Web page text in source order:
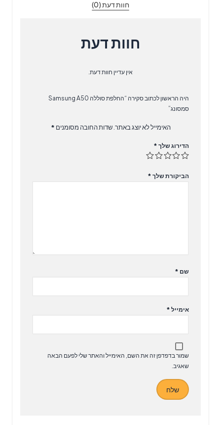
חוות דעת (0)
חוות דעת
אין עדיין חוות דעת.
היה הראשון לכתוב סקירה “‏החלפת סוללה Samsung A50
סמסונג”
האימייל לא יוצג באתר. שדות החובה מסומנים *
הדירוג שלך *
הביקורת שלך *
שם *
אימייל *
שמור בדפדפן זה את השם, האימייל והאתר שלי לפעם הבאה
שאגיב.